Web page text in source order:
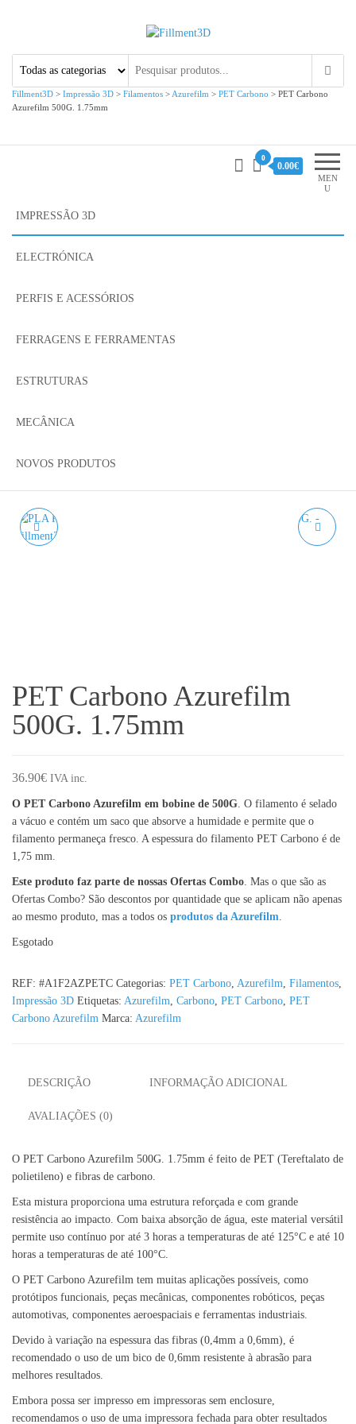
Fillment3D
Fillment3D > Impressão 3D > Filamentos > Azurefilm > PET Carbono > PET Carbono
Azurefilm 500G. 1.75mm
MEN
U
0
0.00€
IMPRESSÃO 3D
ELECTRÓNICA
PERFIS E ACESSÓRIOS
FERRAGENS E FERRAMENTAS
ESTRUTURAS
MECÂNICA
NOVOS PRODUTOS
PET Carbono Azurefilm
500G. 1.75mm
36.90€ IVA inc.
O PET Carbono Azurefilm em bobine de 500G . O filamento é selado
a vácuo e contém um saco que absorve a humidade e permite que o
filamento permaneça fresco. A espessura do filamento PET Carbono é de
1,75 mm.
Este produto faz parte de nossas Ofertas Combo . Mas o que são as
Ofertas Combo? São descontos por quantidade que se aplicam não apenas
ao mesmo produto, mas a todos os produtos da Azurefilm
Esgotado
REF: #A1F2AZPETC Categorias: PET Carbono Azurefilm Filamentos
Impressão 3D Etiquetas: Azurefilm Carbono PET Carbono PET
Carbono Azurefilm Marca: Azurefilm
DESCRIÇÃO INFORMAÇÃO ADICIONAL
AVALIAÇÕES (0)
O PET Carbono Azurefilm 500G. 1.75mm é feito de PET (Tereftalato de
polietileno) e fibras de carbono.
Esta mistura proporciona uma estrutura reforçada e com grande
resistência ao impacto. Com baixa absorção de água, este material versátil
permite uso contínuo por até 3 horas a temperaturas de até 125°C e até 10
horas a temperaturas de até 100°C.
O PET Carbono Azurefilm tem muitas aplicações possíveis, como
protótipos funcionais, peças mecânicas, componentes robóticos, peças
automotivas, componentes aeroespaciais e ferramentas industriais.
Devido à variação na espessura das fibras (0,4mm a 0,6mm), é
recomendado o uso de um bico de 0,6mm resistente à abrasão para
melhores resultados.
Embora possa ser impresso em impressoras sem enclosure,
recomendamos o uso de uma impressora fechada para obter resultados